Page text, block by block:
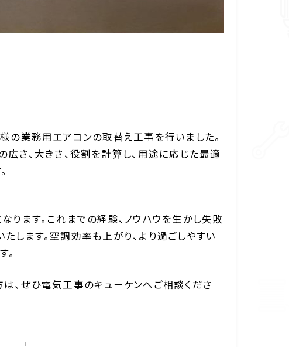
の業務用エアコンの取替え工事を行いました。
さ、大きさ、役割を計算し、用途に応じた最適
ます。これまでの経験、ノウハウを生かし失敗
ます。空調効率も上がり、より過ごしやすい
。
、ぜひ電気工事のキューケンへご相談くださ